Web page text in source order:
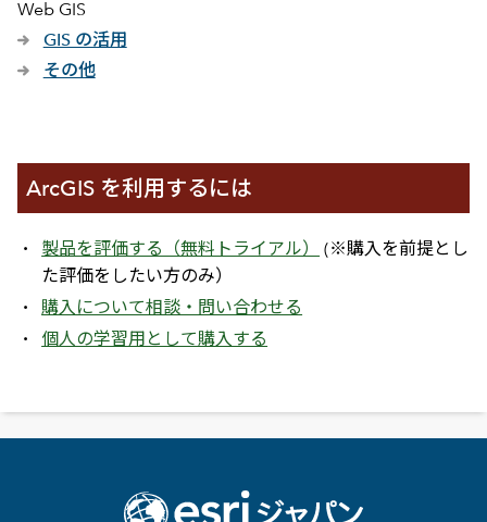
Web GIS
GIS の活用
その他
ArcGIS を利用するには
製品を評価する（無料トライアル）
(※購入を前提とし
た評価をしたい方のみ）
購入について相談・問い合わせる
個人の学習用として購入する